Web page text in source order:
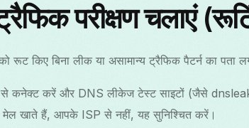
परीक्षण चलाएं
को रूट किए बिना लीक या असामान्य ट्रैफिक पैटर्न का पता
कनेक्ट करें और DNS लीकेज टेस्ट साइटों (जैसे
मेल खाते हैं, आपके ISP से नहीं, यह सुनिश्चित करें।